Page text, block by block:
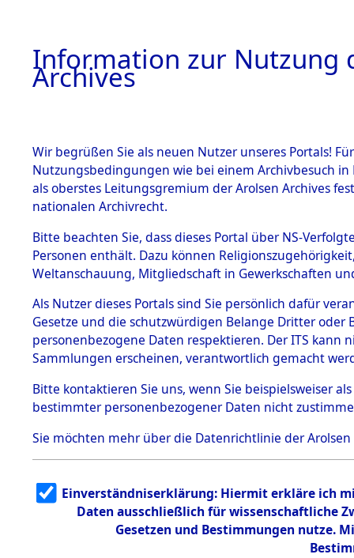
BESTÄNDE
1.
Inhaftierungsdoku
mente
1.2.9 Beim ITS
Effekten
1.2.9.1
Effekten aus
dem KZ
Dachau
1.2.9.2
Effekten aus
dem KZ
Bayerisches
1.2.9.3
Effekten aus
dem KZ
Neuengamm
0002
Einen Kommentar
Information zur Nutzung
Archives
Wir begrüßen Sie als neuen Nutzer unseres Portals!
Nutzungsbedingungen wie bei einem Archivbesuch
als oberstes Leitungsgremium der Arolsen Archives
nationalen Archivrecht.
Bitte beachten Sie, dass dieses Portal über NS-
Personen enthält. Dazu können
Weltanschauung, Mitgliedschaft in Gewerkschaften
Als Nutzer dieses Portals sind Sie persönlich dafür
Gesetze und die schutzwürdigen Belange Dritter
personenbezogene Daten respektieren. Der ITS
Sammlungen erscheinen, verantwortlich gemacht
Bitte kontaktieren Sie uns, wenn Sie beispielsweiser
bestimmter personenbezogener Daten nicht
Sie möchten mehr über die Datenrichtlinie der Arolsen
Einverständniserklärung: Hiermit erkläre ich
Daten ausschließlich für wissenschaftliche
Gesetzen und Bestimmungen nutze.